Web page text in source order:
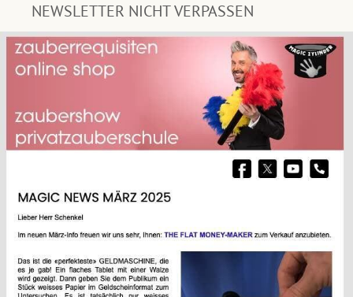
NEWSLETTER NICHT VERPASSEN